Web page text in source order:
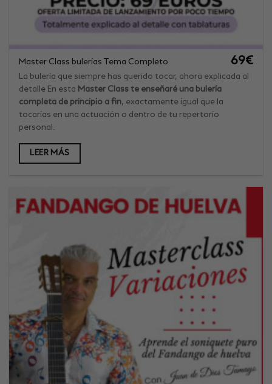
Master Class bulerías Tema Completo 69€
La bulería que siempre has querido tocar, ahora explicada al
detalle En esta Master Class te enseñaré una bulería
completa de principio a fin, exactamente igual que la
tocarías en una actuación o dentro de tu repertorio
personal.
LEER MÁS